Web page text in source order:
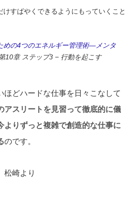
けすばやくできるようにもっていくこと
めの4つのエネルギー管理術―メンタ
第10章 ステップ3 − 行動を起こす
ほどハードな仕事を日々こなして
アスリートを見習って徹底的に儀
よりずっと複雑で創造的な仕事に
のです。
崎より